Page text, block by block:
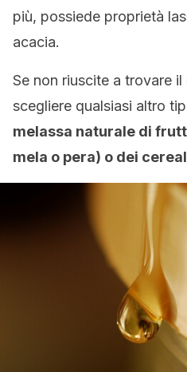
più, possiede proprietà
acacia.
Se non riuscite a trovare
scegliere qualsiasi altro
melassa naturale di
mela o pera) o dei